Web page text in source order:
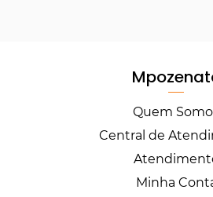
Quem
Central de
Minha